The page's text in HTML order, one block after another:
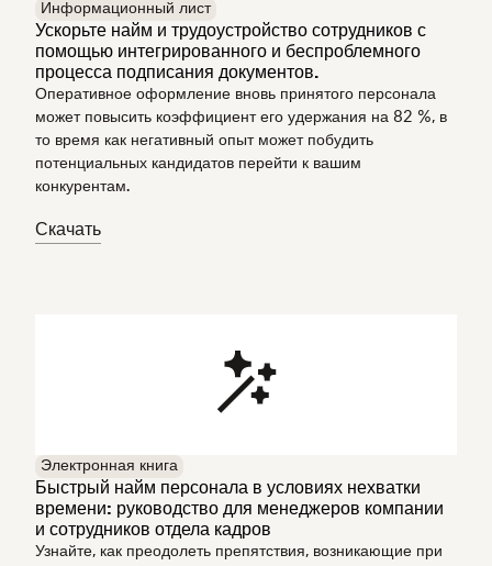
Информационный лист
Ускорьте найм и трудоустройство сотрудников с
помощью интегрированного и беспроблемного
процесса подписания документов.
Оперативное оформление вновь принятого персонала
может повысить коэффициент его удержания на 82 %, в
то время как негативный опыт может побудить
потенциальных кандидатов перейти к вашим
конкурентам.
Скачать
Электронная книга
Быстрый найм персонала в условиях нехватки
времени: руководство для менеджеров компании
и сотрудников отдела кадров
Узнайте, как преодолеть препятствия, возникающие при